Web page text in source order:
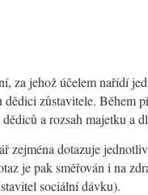
za jehož účelem nařídí
zůstavitele. Během
a rozsah majetku a
zejména dotazuje
je pak směřován i na
sociální dávku).